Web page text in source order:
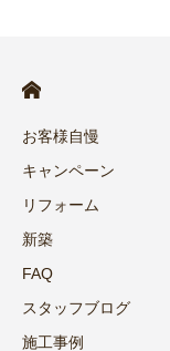
お客様自慢
キャンペーン
リフォーム
新築
FAQ
スタッフブログ
施工事例